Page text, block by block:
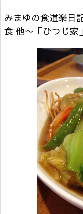
みまゆの食道楽日
食 他〜「ひつじ家